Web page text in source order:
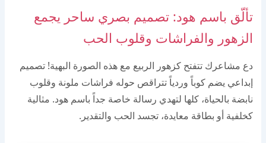
تألّق باسم هود: تصميم بصري ساحر يجمع
الزهور والفراشات وقلوب الحب
دع مشاعرك تتفتح كزهور الربيع مع هذه الصورة البهية! تصميم
إبداعي يضم كوباً وردياً تتراقص حوله فراشات ملونة وقلوب
نابضة بالحياة، كلها لتهدي رسالة خاصة جداً باسم هود. مثالية
كخلفية أو بطاقة معايدة، تجسد الحب والتقدير.